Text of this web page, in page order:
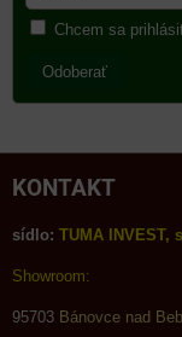
Chcem sa
Odoberať
KONTAKT
sídlo: TUMA INVEST,
Showroom:
95703 Bánovce nad